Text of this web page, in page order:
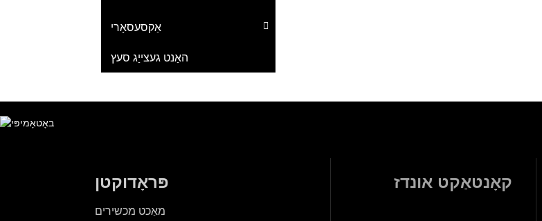
אַקסעסאָרי
האַנט געצייַג סעץ
פּראָדוקטן
מאַכט מכשירים
קאָנטאַקט אונדז